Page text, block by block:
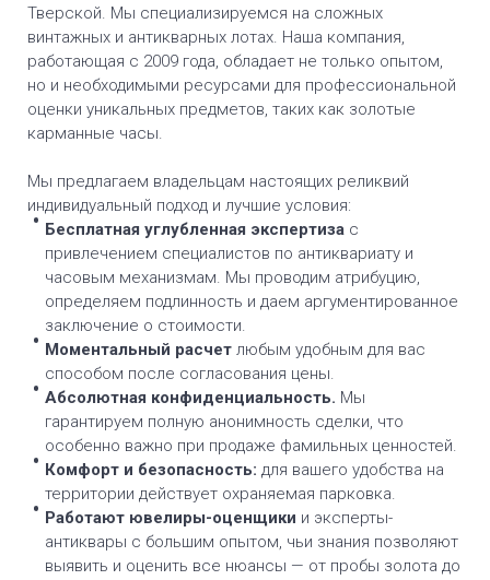
Тверской. Мы специализируемся на сложных
винтажных и антикварных лотах. Наша компания,
работающая с 2009 года, обладает не только опытом,
но и необходимыми ресурсами для профессиональной
оценки уникальных предметов, таких как золотые
карманные часы.
Мы предлагаем владельцам настоящих реликвий
индивидуальный подход и лучшие условия:
Бесплатная углубленная экспертиза с
привлечением специалистов по антиквариату и
часовым механизмам. Мы проводим атрибуцию,
определяем подлинность и даем аргументированное
заключение о стоимости.
Моментальный расчет любым удобным для вас
способом после согласования цены.
Абсолютная конфиденциальность. Мы
гарантируем полную анонимность сделки, что
особенно важно при продаже фамильных ценностей.
Комфорт и безопасность: для вашего удобства на
территории действует охраняемая парковка.
Работают ювелиры-оценщики и эксперты-
антиквары с большим опытом, чьи знания позволяют
выявить и оценить все нюансы — от пробы золота до